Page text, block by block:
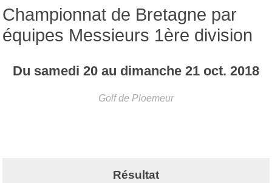
Championnat de Bretagne par
équipes Messieurs 1ère division
Du samedi 20 au dimanche 21 oct. 2018
Golf de Ploemeur
Résultat